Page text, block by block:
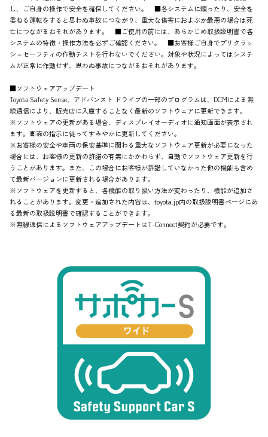
し、ご自身の操作で安全を確保してください。 ■各システムに頼ったり、安全を
委ねる運転をすると思わぬ事故につながり、重大な傷害におよぶか最悪の場合は死
亡につながるおそれがあります。 ■ご使用の前には、あらかじめ取扱説明書で各
システムの特徴・操作方法を必ずご確認ください。 ■お客様ご自身でプリクラッ
シュセーフティの作動テストを行わないでください。対象や状況によってはシステ
ムが正常に作動せず、思わぬ事故につながるおそれがあります。
■ソフトウェアアップデート
Toyota Safety Sense、アドバンスト ドライブの一部のプログラムは、DCMによる無
線通信により、販売店に入庫することなく最新のソフトウェアに更新できます。
※ソフトウェアの更新がある場合、ディスプレイオーディオに通知画面が表示され
ます。画面の指示に従ってすみやかに更新してください。
※お客様の安全や車両の保安基準に関わる重大なソフトウェア更新が必要になった
場合には、お客様の更新の許諾の有無にかかわらず、自動でソフトウェア更新を行
うことがあります。また、この場合にお客様が許諾していなかった他の機能も含め
て最新バージョンに更新される場合があります。
※ソフトウェアを更新すると、各機能の取り扱い方法が変わったり、機能が追加さ
れることがあります。変更・追加された内容は、toyota.jp内の取扱説明書ページにあ
る最新の取扱説明書で確認することができます。
※無線通信によるソフトウェアアップデートはT-Connect契約が必要です。